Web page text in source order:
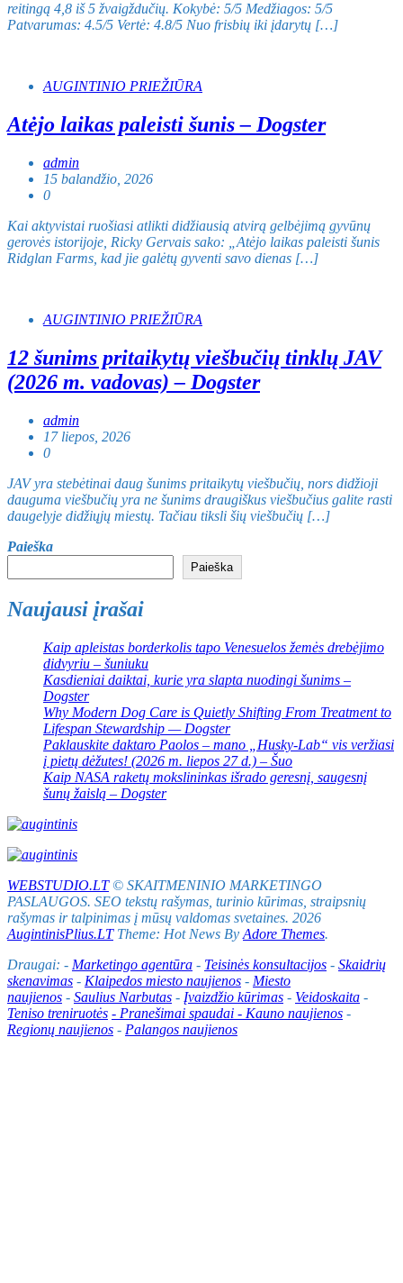
reitingą 4,8 iš 5 žvaigždučių. Kokybė: 5/5 Medžiagos: 5/5
Patvarumas: 4.5/5 Vertė: 4.8/5 Nuo frisbių iki įdarytų […]
AUGINTINIO PRIEŽIŪRA
Atėjo laikas paleisti šunis – Dogster
admin
15 balandžio, 2026
0
Kai aktyvistai ruošiasi atlikti didžiausią atvirą gelbėjimą gyvūnų
gerovės istorijoje, Ricky Gervais sako: „Atėjo laikas paleisti šunis
Ridglan Farms, kad jie galėtų gyventi savo dienas […]
AUGINTINIO PRIEŽIŪRA
12 šunims pritaikytų viešbučių tinklų JAV
(2026 m. vadovas) – Dogster
admin
17 liepos, 2026
0
JAV yra stebėtinai daug šunims pritaikytų viešbučių, nors didžioji
dauguma viešbučių yra ne šunims draugiškus viešbučius galite rasti
daugelyje didžiųjų miestų. Tačiau tiksli šių viešbučių […]
Paieška
Paieška
Naujausi įrašai
Kaip apleistas borderkolis tapo Venesuelos žemės drebėjimo
didvyriu – šuniuku
Kasdieniai daiktai, kurie yra slapta nuodingi šunims –
Dogster
Why Modern Dog Care is Quietly Shifting From Treatment to
Lifespan Stewardship — Dogster
Paklauskite daktaro Paolos – mano „Husky-Lab“ vis veržiasi
į pietų dėžutes! (2026 m. liepos 27 d.) – Šuo
Kaip NASA raketų mokslininkas išrado geresnį, saugesnį
šunų žaislą – Dogster
WEBSTUDIO.LT© SKAITMENINIO MARKETINGO
PASLAUGOS. SEO tekstų rašymas, turinio kūrimas, straipsnių
rašymas ir talpinimas į mūsų valdomas svetaines. 2026
AugintinisPlius.LTTheme: Hot News By Adore Themes.
Draugai: - Marketingo agentūra - Teisinės konsultacijos - Skaidrių
skenavimas - Klaipedos miesto naujienos - Miesto
naujienos - Saulius Narbutas - Įvaizdžio kūrimas - Veidoskaita -
Teniso treniruotės - Pranešimai spaudai - Kauno naujienos -
Regionų naujienos - Palangos naujienos